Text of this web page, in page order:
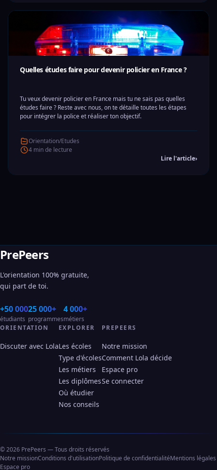
Quelles études faire pour devenir policier en France ?
Tu veux devenir policier en France mais tu ne sais pas quelles
études faire ? Reste avec nous, on te détaille toutes les étapes
pour intégrer la police et réaliser ton objectif.
Orientation/Etudes
4 min de lecture
Lire l'article›
PrePeers
L'orientation 100% gratuite,
qui part de toi.
+50 000
étudiants
25 000+
programmes
4 000+
métiers
ORIENTATION
Discuter avec Lola
EXPLORER
Les écoles
Type d'écoles
Les métiers
Les diplômes
Où étudier
Nos conseils
PREPEERS
Notre mission
Comment Lola décide
Espace pro
Se connecter
© 2026 PrePeers — Tous droits réservés
Notre missionConditions d'utilisationPolitique de confidentialitéMentions légales
Espace pro